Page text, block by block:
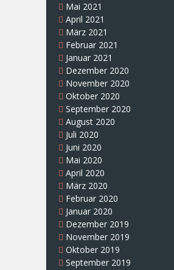
Mai 2021
April 2021
März 2021
Februar 2021
Januar 2021
Dezember 2020
November 2020
Oktober 2020
September 2020
August 2020
Juli 2020
Juni 2020
Mai 2020
April 2020
März 2020
Februar 2020
Januar 2020
Dezember 2019
November 2019
Oktober 2019
September 2019